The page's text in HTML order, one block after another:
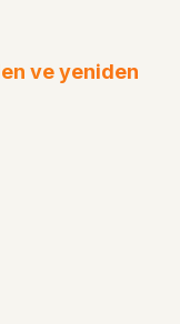
ve yeniden